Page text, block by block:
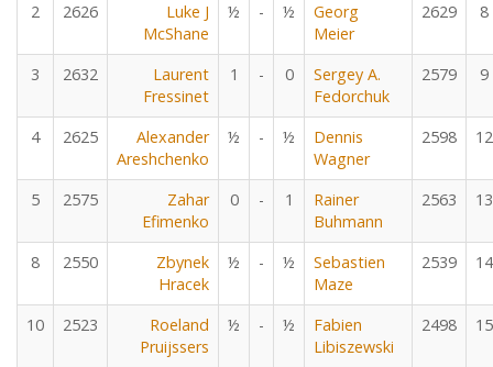
2 2626
Luke J
McShane
½ - ½
Georg
Meier
2629 8
3 2632
Laurent
Fressinet
1 - 0
Sergey A.
Fedorchuk
2579 9
4 2625
Alexander
Areshchenko
½ - ½
Dennis
Wagner
2598 12
5 2575
Zahar
Efimenko
0 - 1
Rainer
Buhmann
2563 13
8 2550
Zbynek
Hracek
½ - ½
Sebastien
Maze
2539 14
10 2523
Roeland
Pruijssers
½ - ½
Fabien
Libiszewski
2498 15